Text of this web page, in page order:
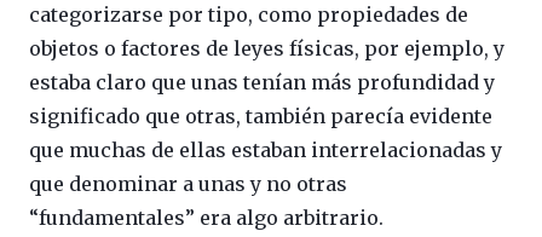
categorizarse por tipo, como propiedades de
objetos o factores de leyes físicas, por ejemplo, y
estaba claro que unas tenían más profundidad y
significado que otras, también parecía evidente
que muchas de ellas estaban interrelacionadas y
que denominar a unas y no otras
“fundamentales” era algo arbitrario.